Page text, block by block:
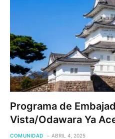
Programa de
Vista/Odawara Ya
COMUNIDAD ABRIL 4, 2025